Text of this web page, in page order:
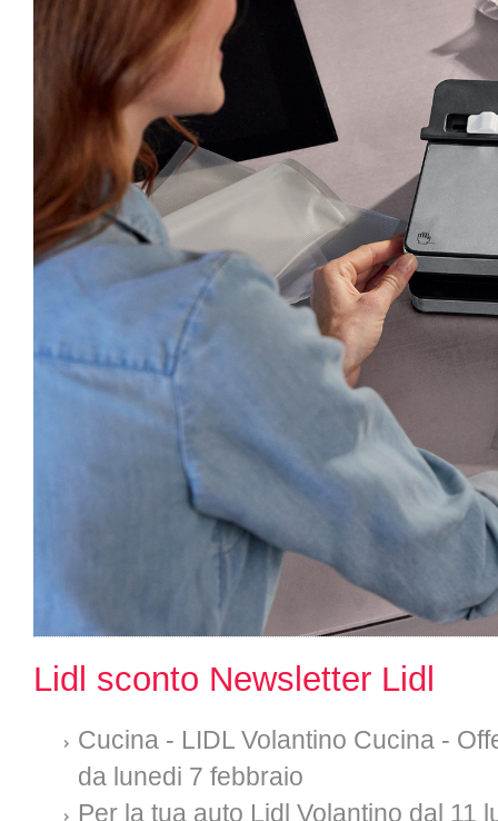
Lidl sconto Newsletter Lidl
Cucina - LIDL Volantino Cucina -
da lunedi 7 febbraio
Per la tua auto Lidl Volantino dal 11